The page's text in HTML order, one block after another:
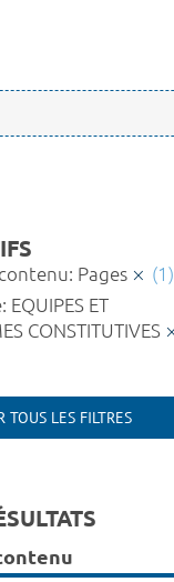
Pages
(1)
ET
CONSTITUTIVES
TOUS LES FILTRES